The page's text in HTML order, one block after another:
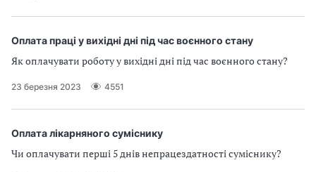
Оплата праці у вихідні дні під час воєнного стану
Як оплачувати роботу у вихідні дні під час воєнного стану?
23 березня 2023 4551
Оплата лікарняного суміснику
Чи оплачувати перші 5 днів непрацездатності суміснику?